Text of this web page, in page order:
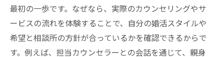
最初の一歩です。なぜなら、実際のカウンセリングやサ
ービスの流れを体験することで、自分の婚活スタイルや
希望と相談所の方針が合っているかを確認できるからで
す。例えば、担当カウンセラーとの会話を通じて、親身